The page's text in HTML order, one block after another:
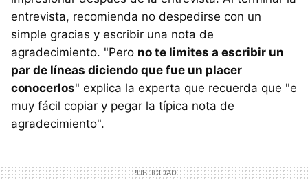
entrevista, recomienda no despedirse con un
simple gracias y escribir una nota de
agradecimiento. "Pero no te limites a escribir un
par de líneas diciendo que fue un placer
conocerlos" explica la experta que recuerda que "e
muy fácil copiar y pegar la típica nota de
agradecimiento".